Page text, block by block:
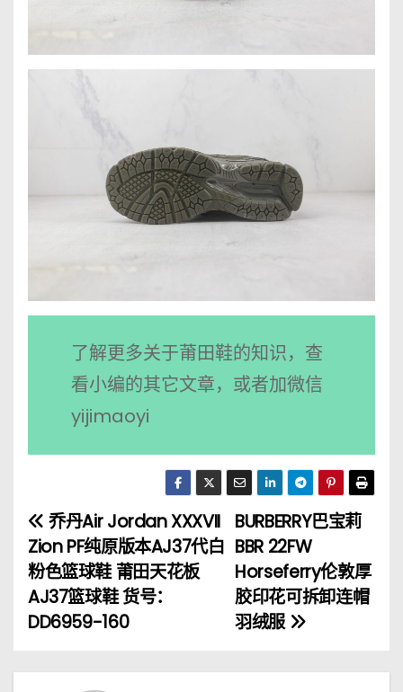
了解更多关于莆田鞋的知识，查
看小编的其它文章，或者加微信
yijimaoyi
文
章
导
BURBERRY巴宝莉
BBR 22FW
Horseferry伦敦厚
胶印花可拆卸连帽
羽绒服
乔丹Air Jordan XXXVII
Zion PF纯原版本AJ37代白
粉色篮球鞋 莆田天花板
AJ37篮球鞋 货号：
DD6959-160